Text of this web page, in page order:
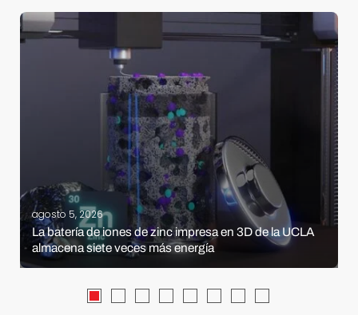
agosto 5, 2026
La batería de iones de zinc impresa en 3D de la UCLA
almacena siete veces más energía